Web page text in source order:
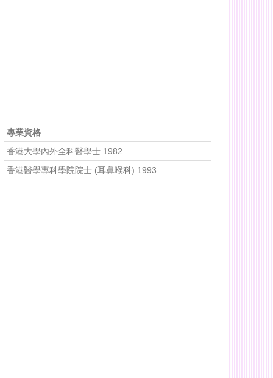
專業資格
香港大學內外全科醫學士 1982
香港醫學專科學院院士 (耳鼻喉科) 1993